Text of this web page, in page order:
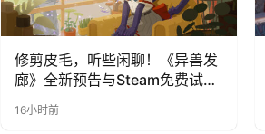
修剪皮毛，听些闲聊！《异兽发
廊》全新预告与Steam免费试玩
公开
16小时前